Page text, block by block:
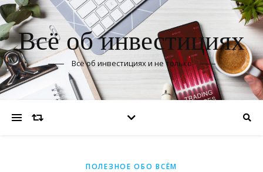
Всё об инвестициях
Всё об инвестициях и не только
ПОЛЕЗНОЕ ОБО ВСЁМ